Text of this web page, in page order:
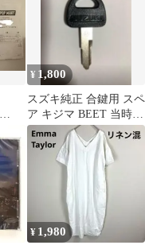
¥ 1,800
スズキ純正 合鍵用 スペ
ア キジマ BEET 当時物
ザリ GSX400E
¥ 1,980